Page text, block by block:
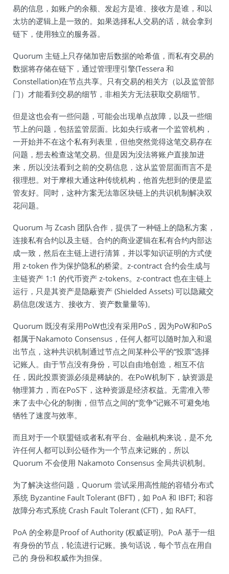
易的信息，如账户的余额、发起方是谁、接收方是谁，和以
太坊的逻辑上是一致的。如果选择私人交易的话，就会拿到
链下，使用独立的服务器。
Quorum 主链上只存储加密后数据的哈希值，而私有交易的
数据将存储在链下，通过管理理引擎(Tessera 和
Constellation)在节点共享。只有交易的相关方（以及监管部
门）才能看到交易的细节，非相关方无法获取交易细节。
但是这也会有一些问题，可能会出现单点故障，以及一些细
节上的问题，包括监管层面。比如央行或者一个监管机构，
一开始并不在这个私有列表里，但他突然觉得这笔交易存在
问题，想去检查这笔交易。但是因为没法将账户直接加进
来，所以没法看到之前的交易信息，这从监管层面而言不是
很理想。对于摩根大通这种传统机构，他首先想到的便是监
管友好。同时，这种方案无法靠区块链上的共识机制解决双
花问题。
Quorum 与 Zcash 团队合作，提供了一种链上的隐私方案，
连接私有合约以及主链。合约的商业逻辑在私有合约内部达
成一致，然后在主链上进行清算，并以零知识证明的方式使
用 z-token 作为保护隐私的桥梁。z-contract 合约会生成与
主链资产 1:1 的代币资产 z-tokens。z-contract 也在主链上
运行，只是其资产是隐蔽资产 (Shielded Assets) 可以隐藏交
易信息(发送方、接收方、资产数量量等)。
Quorum 既没有采用PoW也没有采用PoS，因为PoW和PoS
都属于Nakamoto Consensus，任何人都可以随时加入和退
出节点，这种共识机制通过节点之间某种公平的“投票”选择
记账人。由于节点没有身份，可以自由地创造，相互不信
任，因此投票资源必须是稀缺的。在PoW机制下，缺资源是
物理算力，而在PoS下，这种资源是经济权益。无需准入带
来了去中心化的制衡，但节点之间的“竞争”记账不可避免地
牺牲了速度与效率。
而且对于一个联盟链或者私有平台、金融机构来说，是不允
许任何人都可以到公链作为一个节点来记账的，所以
Quorum 不会使用 Nakamoto Consensus 全局共识机制。
为了解决这些问题，Quorum 尝试采用高性能的容错分布式
系统 Byzantine Fault Tolerant (BFT)，如 PoA 和 IBFT; 和容
故障分布式系统 Crash Fault Tolerant (CFT)，如 RAFT。
PoA 的全称是Proof of Authority (权威证明)。PoA 基于一组
有身份的节点，轮流进行记账。换句话说，每个节点在用自
己的 身份和权威作为担保。